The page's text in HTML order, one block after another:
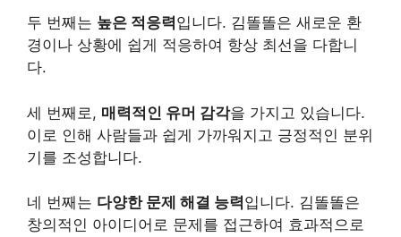
두 번째는 높은 적응력입니다. 김똘똘은 새로운 환
경이나 상황에 쉽게 적응하여 항상 최선을 다합니
다.
세 번째로, 매력적인 유머 감각을 가지고 있습니다.
이로 인해 사람들과 쉽게 가까워지고 긍정적인 분위
기를 조성합니다.
네 번째는 다양한 문제 해결 능력입니다. 김똘똘은
창의적인 아이디어로 문제를 접근하여 효과적으로